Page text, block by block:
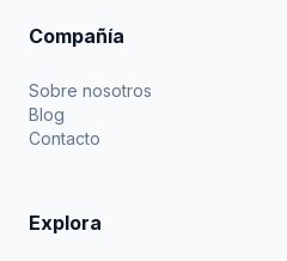
Compañía
Sobre nosotros
Blog
Contacto
Explora